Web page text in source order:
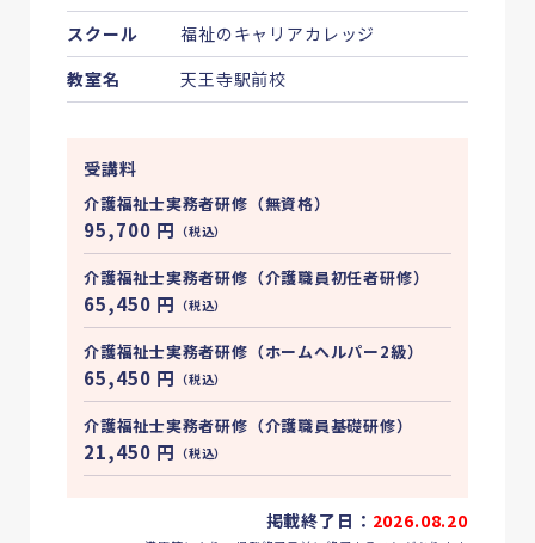
スクール
福祉のキャリアカレッジ
教室名
天王寺駅前校
受講料
介護福祉士実務者研修（無資格）
95,700 円 （税込）
介護福祉士実務者研修（介護職員初任者研修）
65,450 円 （税込）
介護福祉士実務者研修（ホームへルパー2級）
65,450 円 （税込）
介護福祉士実務者研修（介護職員基礎研修）
21,450 円 （税込）
掲載終了日： 2026.08.20